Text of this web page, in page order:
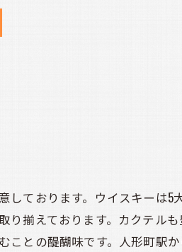
しております。ウイスキーは
り揃えております。カクテル
との醍醐味です。人形町駅